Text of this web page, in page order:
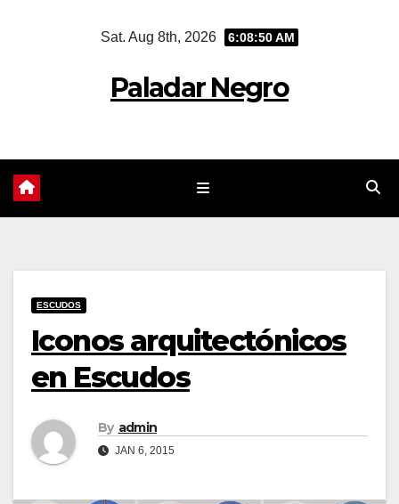
Sat. Aug 8th, 2026 6:08:51 AM
Paladar Negro
ESCUDOS
Iconos arquitectónicos
en Escudos
By admin
JAN 6, 2015